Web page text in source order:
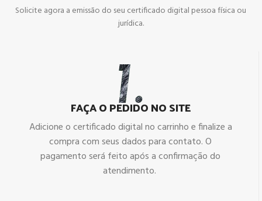
Solicite agora a emissão do seu certificado digital pessoa física ou
jurídica.
FAÇA O PEDIDO NO SITE
Adicione o certificado digital no carrinho e finalize a
compra com seus dados para contato. O
pagamento será feito após a confirmação do
atendimento.